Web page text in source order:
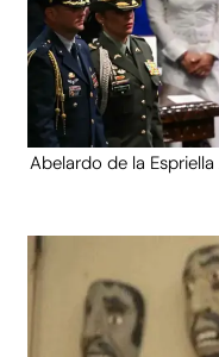
Abelardo de la